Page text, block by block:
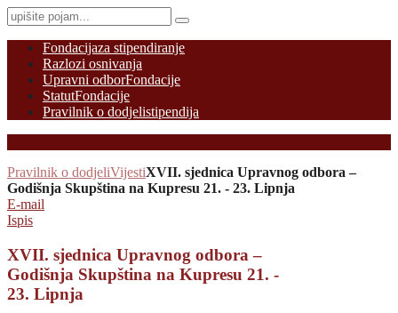
Fondacijaza stipendiranje
Razlozi osnivanja
Upravni odborFondacije
StatutFondacije
Pravilnik o dodjelistipendija
Pravilnik o dodjeliVijestiXVII. sjednica Upravnog odbora –
Godišnja Skupština na Kupresu 21. - 23. Lipnja
E-mail
Ispis
XVII. sjednica Upravnog odbora –
Godišnja Skupština na Kupresu 21. -
23. Lipnja